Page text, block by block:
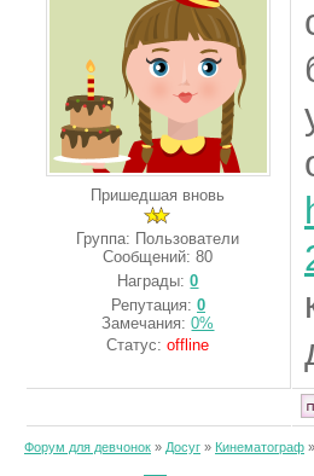
Пришедшая вновь
Группа: Пользователи
Сообщений:80
Награды:0
Репутация: 0
Замечания:0%
Статус:offline
Форум для девчонок » Досуг » Кинематограф »